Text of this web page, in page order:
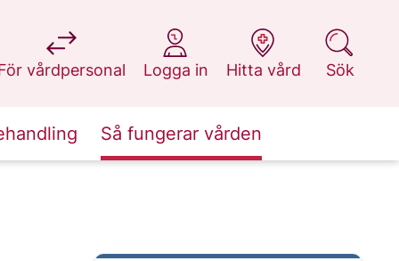
vårdpersonal
på 1177.se
Logga in
på 1177.se
Hitta vård
på 1177.se
Sök
på 1177.se
Så fungerar vården